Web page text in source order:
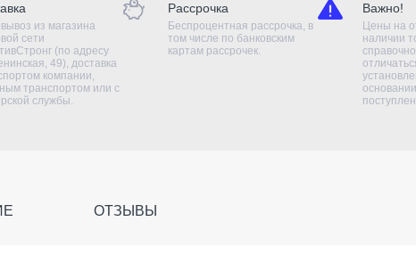
из магазина
сети
(по адресу
49), доставка
компании,
транспортом или с
службы.
Рассрочка
Беспроцентная рассрочка, в
том числе по банковским
картам рассрочек.
Важно!
Цены на
наличии
ОТЗЫВЫ